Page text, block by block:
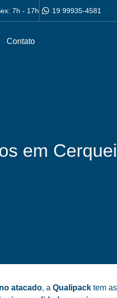
7h - 17h 19 99935-4581
Contato
em
atacado, a Qualipack tem